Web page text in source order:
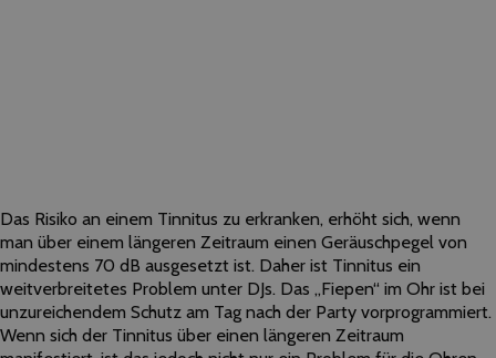
Das Risiko an einem Tinnitus zu erkranken, erhöht sich, wenn
man über einem längeren Zeitraum einen Geräuschpegel von
mindestens 70 dB ausgesetzt ist. Daher ist Tinnitus ein
weitverbreitetes Problem unter DJs. Das „Fiepen“ im Ohr ist bei
unzureichendem Schutz am Tag nach der Party vorprogrammiert.
Wenn sich der Tinnitus über einen längeren Zeitraum